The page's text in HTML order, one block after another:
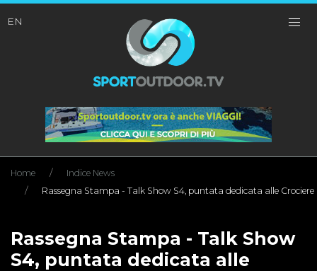
EN
Home
Indice News
Rassegna Stampa - Talk Show S4, puntata dedicata alle Crociere
Rassegna Stampa - Talk Show
S4, puntata dedicata alle